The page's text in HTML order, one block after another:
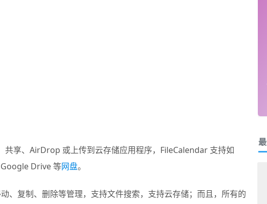
共享、AirDrop 或上传到云存储应用程序，FileCalendar 支持如
Drive 等网盘。
、复制、删除等管理，支持文件搜索，支持云存储；而且，所有的